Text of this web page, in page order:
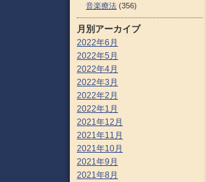
音楽療法 (356)
月別アーカイブ
2022年6月
2022年5月
2022年4月
2022年3月
2022年2月
2022年1月
2021年12月
2021年11月
2021年10月
2021年9月
2021年8月